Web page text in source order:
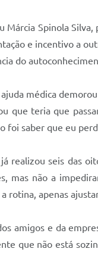
Márcia Spinola
e incentivo a
do
médica
que teria que
foi saber que eu
realizou seis das
mas não a
rotina, apenas
amigos e da
que não está